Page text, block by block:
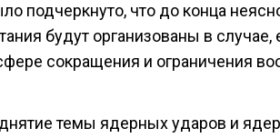
подчеркнуто, что до конца
будут организованы в
сокращения и ограничения
темы ядерных ударов и